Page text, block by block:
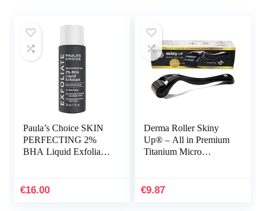
Paula’s Choice SKIN
PERFECTING 2%
BHA Liquid Exfoliant
Puistjes, Grove…
€16.00
Derma Roller Skiny
Up® – All in Premium
Titanium Micro
Choice/Instructions in
€9.87